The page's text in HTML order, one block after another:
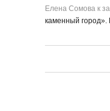
Елена Сомова к
каменный город».